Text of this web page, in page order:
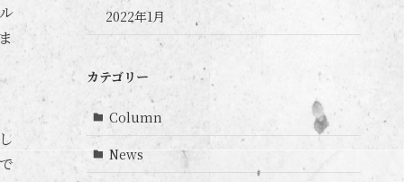
2022年1月
カテゴリー
Column
News